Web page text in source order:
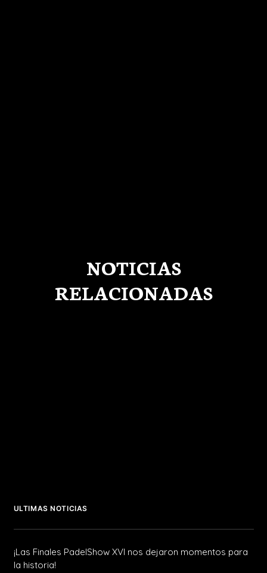
NOTICIAS
RELACIONADAS
ULTIMAS NOTICIAS
¡Las Finales PadelShow XVI nos dejaron momentos para
la historia!